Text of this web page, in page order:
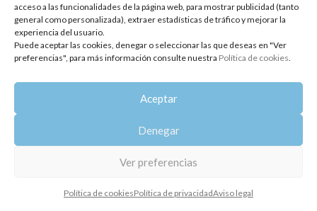
acceso a las funcionalidades de la página web, para mostrar publicidad (tanto
general como personalizada), extraer estadísticas de tráfico y mejorar la
experiencia del usuario.
Puede aceptar las cookies, denegar o seleccionar las que deseas en "Ver
preferencias", para más información consulte nuestra Política de cookies.
Aceptar
Denegar
Ver preferencias
Política de cookiesPolítica de privacidadAviso legal
Política de privacidad Aviso legal | Política de cookies